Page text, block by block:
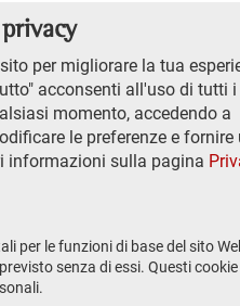
per migliorare la tua
acconsenti all'uso di tutti i
momento, accedendo a
le preferenze e fornire
informazioni sulla pagina
per le funzioni di base del sito
senza di essi. Questi